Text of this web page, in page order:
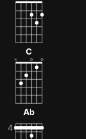
metronome
C
Ab